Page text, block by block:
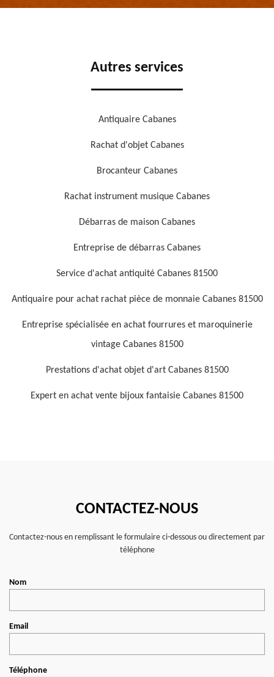
Autres services
Antiquaire Cabanes
Rachat d'objet Cabanes
Brocanteur Cabanes
Rachat instrument musique Cabanes
Débarras de maison Cabanes
Entreprise de débarras Cabanes
Service d'achat antiquité Cabanes 81500
Antiquaire pour achat rachat pièce de monnaie Cabanes 81500
Entreprise spécialisée en achat fourrures et maroquinerie
vintage Cabanes 81500
Prestations d'achat objet d'art Cabanes 81500
Expert en achat vente bijoux fantaisie Cabanes 81500
CONTACTEZ-NOUS
Contactez-nous en remplissant le formulaire ci-dessous ou directement par
téléphone
Nom
Email
Téléphone